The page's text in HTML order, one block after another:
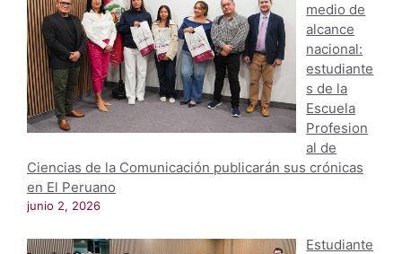
medio de
alcance
nacional:
estudiante
s de la
Escuela
Profesion
al de
Ciencias de la Comunicación publicarán sus crónicas
en El Peruano
junio 2, 2026
Estudiante